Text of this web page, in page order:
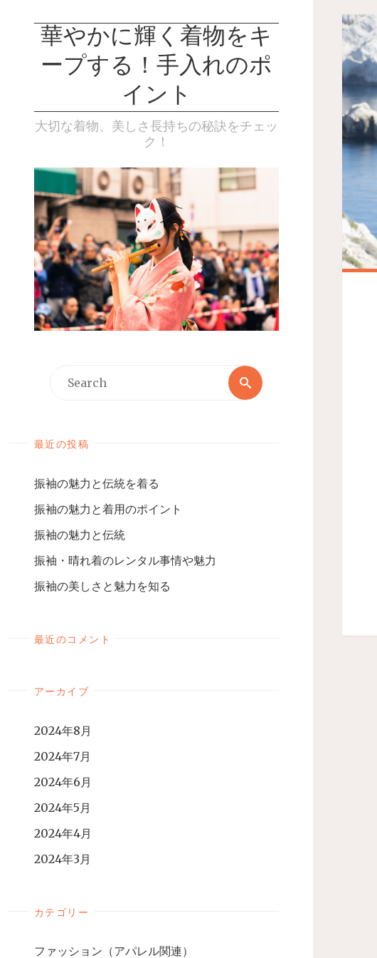
華やかに輝く着物をキ
ープする！手入れのポ
イント
大切な着物、美しさ長持ちの秘訣をチェッ
ク！
最近の投稿
振袖の魅力と伝統を着る
振袖の魅力と着用のポイント
振袖の魅力と伝統
振袖・晴れ着のレンタル事情や魅力
振袖の美しさと魅力を知る
最近のコメント
アーカイブ
2024年8月
2024年7月
2024年6月
2024年5月
2024年4月
2024年3月
カテゴリー
ファッション（アパレル関連）